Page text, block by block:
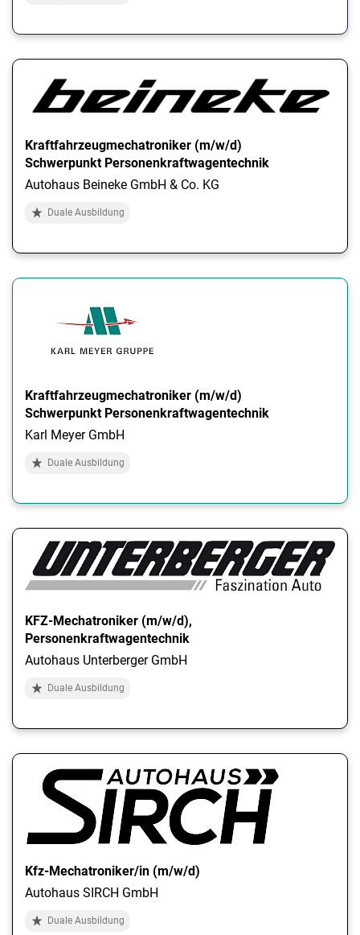
Kraftfahrzeugmechatroniker (m/w/d)
Schwerpunkt Personenkraftwagentechnik
Autohaus Beineke GmbH & Co. KG
Duale Ausbildung
Kraftfahrzeugmechatroniker (m/w/d)
Schwerpunkt Personenkraftwagentechnik
Karl Meyer GmbH
Duale Ausbildung
KFZ-Mechatroniker (m/w/d),
Personenkraftwagentechnik
Autohaus Unterberger GmbH
Duale Ausbildung
Kfz-Mechatroniker/in (m/w/d)
Autohaus SIRCH GmbH
Duale Ausbildung